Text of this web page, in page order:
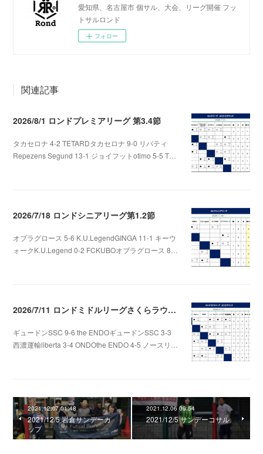
愛知県、名古屋市 個サル、大会、リーグ開催 フッ
トサルロンド
フォロー
関連記事
2026/8/1 ロンドプレミアリーグ 第3.4節
タカセロナ 4-2 TETARDタカセロナ 9-0 リバティ
Repezens Segund 13-1 ジョイフットotimo 5-5 T…
2026/7/18 ロンドシニアリーグ第1.2節
オブラグロース 5-6 K.U.LegendGINGA 11-1 キーウ
ォークK.U.Legend 0-2 FCKUBOオブラグロース 8…
2026/7/11 ロンドミドルリーグさくらラウンド第3.4節
ギュードンSSC 9-6 the ENDOギュードンSSC 3-3
西濃運輸liberta 3-4 ONDOthe ENDO 4-5 ノースリ…
2021.12.07 01:48
2021/12/5 岩倉サンデーカ
ップ
2021.12.06 09:54
2021/12/5 サンデーコサル